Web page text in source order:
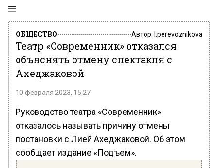
ОБЩЕСТВО Автор: l.perevoznikova
Театр «Современник» отказался
объяснять отмену спектакля с
Ахеджаковой
10 февраля 2023, 15:27
Руководство театра «Современник»
отказалось называть причину отмены
постановки с Лией Ахеджаковой. Об этом
сообщает издание «Подъем».